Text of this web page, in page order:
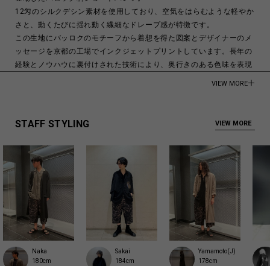
12匁のシルクデシン素材を使用しており、空気をはらむような軽やか
さと、動くたびに揺れ動く繊細なドレープ感が特徴です。
この生地にバッロクのモチーフから着想を得た図案とデザイナーのメ
ッセージを京都の工場でインクジェットプリントしています。長年の
経験とノウハウに裏付けされた技術により、奥行きのある色味を表現
100% Silk
商品についてよくあるお問い合わせはこちら
VIEW MORE
STAFF STYLING VIEW MORE
Naka
180cm
Sakai
184cm
Yamamoto(J)
178cm